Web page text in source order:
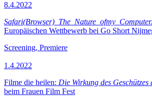
8.4.2022
Europäischen Wettbewerb bei Go Short
Screening, Premiere
1.4.2022
Filme die heilen: Die Wirkung des
beim Frauen Film Fest